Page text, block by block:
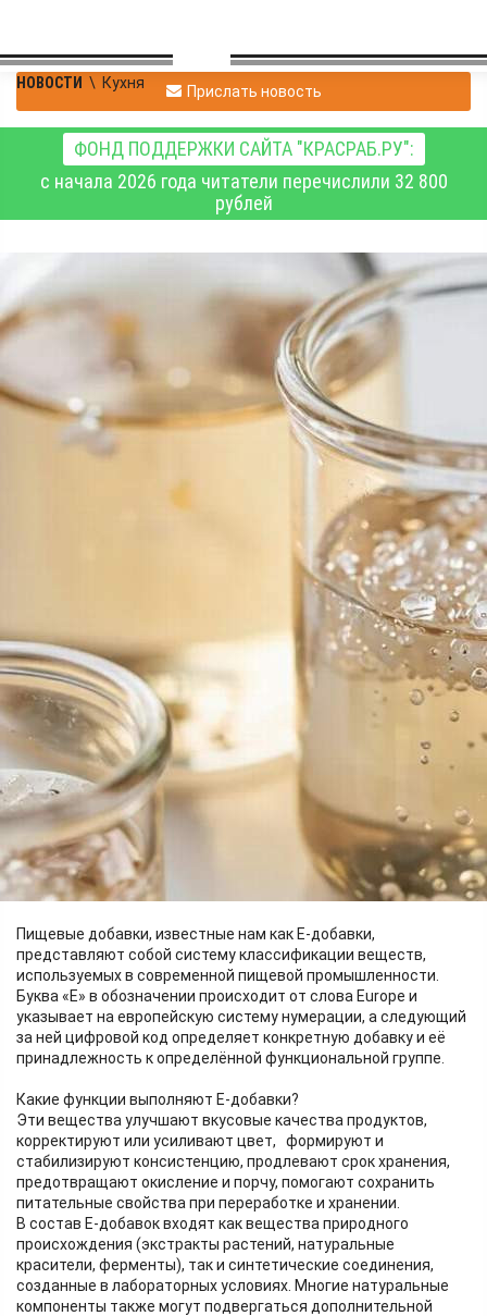
НОВОСТИ \ Кухня Прислать новость
ФОНД ПОДДЕРЖКИ САЙТА "КРАСРАБ.РУ":
с начала 2026 года читатели перечислили 32 800
рублей
Эксперт Института
торговли и сферы услуг
СФУ развенчивает
мифы про пищевые
добавки
Изображение создано нейросетью
Кандидат технических наук, доцент кафедры товароведения
и экспертизы товаров Института торговли и сферы услуг
СФУ Галина Раисовна Рыбакова расказала о том, из чего на
самом деле состоят пищевые добавки и что делает их
производство контролируемым и безопасным.
Пищевые добавки, известные нам как Е‑добавки,
представляют собой систему классификации веществ,
используемых в современной пищевой промышленности.
Буква «Е» в обозначении происходит от слова Europe и
указывает на европейскую систему нумерации, а следующий
за ней цифровой код определяет конкретную добавку и её
принадлежность к определённой функциональной группе.
Какие функции выполняют Е‑добавки?
Эти вещества улучшают вкусовые качества продуктов,
корректируют или усиливают цвет, формируют и
стабилизируют консистенцию, продлевают срок хранения,
предотвращают окисление и порчу, помогают сохранить
питательные свойства при переработке и хранении.
В состав Е-добавок входят как вещества природного
происхождения (экстракты растений, натуральные
красители, ферменты), так и синтетические соединения,
созданные в лабораторных условиях. Многие натуральные
компоненты также могут подвергаться дополнительной